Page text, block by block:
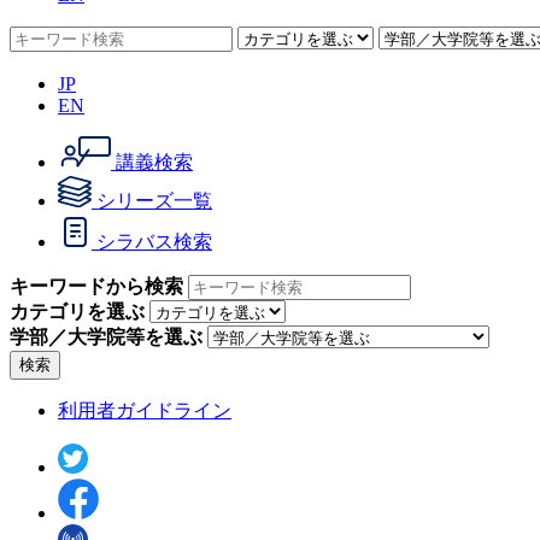
JP
EN
講義検索
シリーズ一覧
シラバス検索
キーワードから検索
カテゴリを選ぶ
学部／大学院等を選ぶ
検索
利用者ガイドライン